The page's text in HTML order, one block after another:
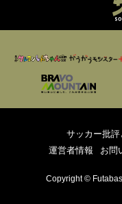
サッカー批評
運営者情報
お問
Copyright ©